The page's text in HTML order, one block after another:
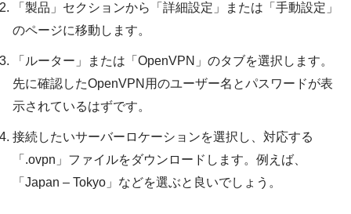
「製品」セクションから「詳細設定」または「手動設定」
のページに移動します。
「ルーター」または「OpenVPN」のタブを選択します。
先に確認したOpenVPN用のユーザー名とパスワードが表
示されているはずです。
接続したいサーバーロケーションを選択し、対応する
「.ovpn」ファイルをダウンロードします。例えば、
「Japan – Tokyo」などを選ぶと良いでしょう。